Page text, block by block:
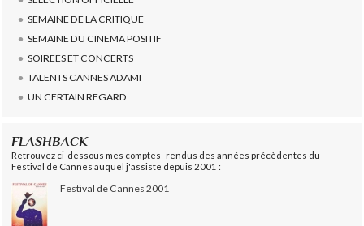
SEMAINE DE LA CRITIQUE
SEMAINE DU CINEMA POSITIF
SOIREES ET CONCERTS
TALENTS CANNES ADAMI
UN CERTAIN REGARD
FLASHBACK
Retrouvez ci-dessous mes comptes- rendus des années précèdentes du
Festival de Cannes auquel j'assiste depuis 2001 :
Festival de Cannes 2001